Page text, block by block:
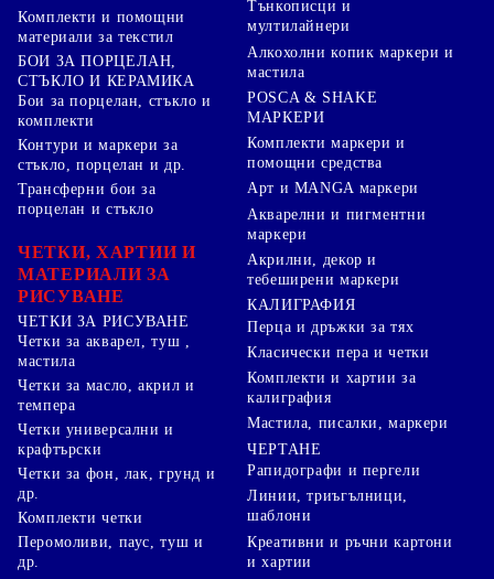
Комплекти и помощни
материали за текстил
БОИ ЗА ПОРЦЕЛАН,
СТЪКЛО И КЕРАМИКА
Бои за порцелан, стъкло и
комплекти
Контури и маркери за
стъкло, порцелан и др.
Трансферни бои за
порцелан и стъкло
ЧЕТКИ, ХАРТИИ И
МАТЕРИАЛИ ЗА
РИСУВАНЕ
ЧЕТКИ ЗА РИСУВАНЕ
Четки за акварел, туш ,
мастила
Четки за масло, акрил и
темпера
Четки универсални и
крафтърски
Четки за фон, лак, грунд и
др.
Комплекти четки
Тънкописци и
мултилайнери
Алкохолни копик маркери и
мастила
POSCA & SHAKE
МАРКЕРИ
Комплекти маркери и
помощни средства
Арт и MANGA маркери
Акварелни и пигментни
маркери
Акрилни, декор и
тебеширени маркери
КАЛИГРАФИЯ
Перца и дръжки за тях
Класически пера и четки
Комплекти и хартии за
калиграфия
Мастила, писалки, маркери
ЧЕРТАНЕ
Рапидографи и пергели
Линии, триъгълници,
шаблони
Перомоливи, паус, туш и
др.
Креативни и ръчни картони
и хартии